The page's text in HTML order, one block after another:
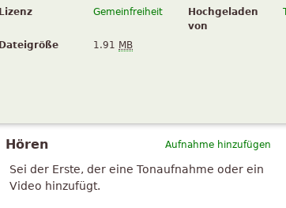
Lizenz
Gemeinfreiheit
Hochgeladen
von
Dateigröße 1.91 MB
Aufnahme hinzufügen
Hören
Sei der Erste, der eine Tonaufnahme oder ein
Video hinzufügt.